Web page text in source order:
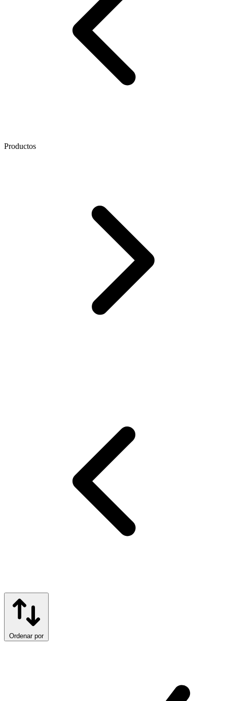
Productos
Ordenar por